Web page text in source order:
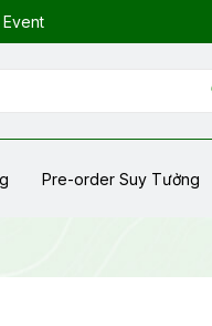
Event
Pre-order Suy Tưởng